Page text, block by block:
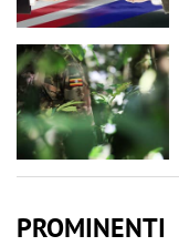
PROMINENTI